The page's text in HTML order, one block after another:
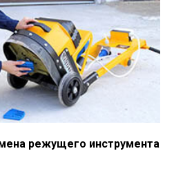
режущего инструмента